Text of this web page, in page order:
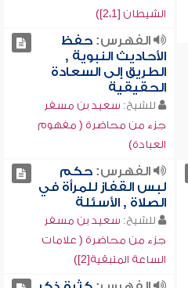
الشيطان [2،1])
الفهرس:حفظ
الأحاديث النبوية ,
الطريق إلى السعادة
الحقيقية
للشيخ: سعيد بن مسفر
جزء من محاضرة ( مفهوم
العبادة)
الفهرس:حكم
لبس القفاز للمرأة في
الصلاة , الأسئلة
للشيخ: سعيد بن مسفر
جزء من محاضرة ( علامات
الساعة المتبقية[2])